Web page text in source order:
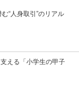
“人身取引”のリアル
える「小学生の甲子